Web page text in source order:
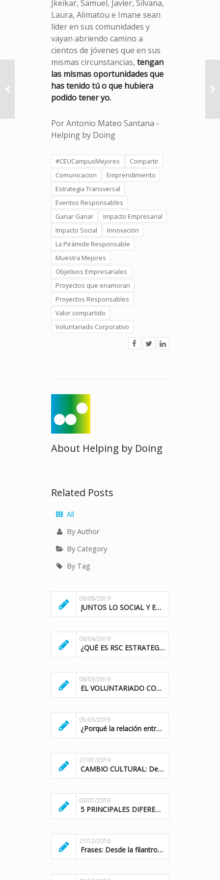
Jkeikar, Samuel, Javier, Silvana,
Laura, Alimatou e Imane sean
líder en sus comunidades y
vayan abriendo camino a
cientos de jóvenes que en sus
mismas circunstancias, tengan
las mismas oportunidades que
has tenido tú o que hubiera
podido tener yo.
Por Antonio Mateo Santana -
Helping by Doing
#CEUCampusMejores
Compartir
Comunicacion
Emprendimiento
Estrategia Transversal
Eventos Responsables
Ganar Ganar
Impacto Empresarial
Impacto Social
Innovación
La Pirámide Responsable
Muestra Mejores
Objetivos Empresariales
Proyectos que enamoran
Proyectos Responsables
Valor compartido
Voluntariado Corporativo
About Helping by Doing
Related Posts
All
By Author
By Category
By Tag
09/08/2019
JUNTOS LO SOCIAL Y EMPRESARIAL SERÍAN IMPARABLES
06/04/2019
¿QUÉ ES RSC ESTRATEGICA?
08/03/2019
EL VOLUNTARIADO CORPORATIVO: UN VIAJE A LA FRONTERA DE LOS DERECHOS
05/03/2019
¿Porqué la relación entre el mundo empresarial y social no es estratégica?
27/01/2019
CAMBIO CULTURAL: Dejar de ayudar a sobrevivir, a dar la oportunidad de vivir.
03/01/2019
5 PRINCIPALES DIFERENCIAS ENTRE VOLUNTARIADO CORPORATIVO Y EVENTOS RESPONSABLES
27/12/2018
Frases: Desde la filantropía a la estrategia de las organizaciones